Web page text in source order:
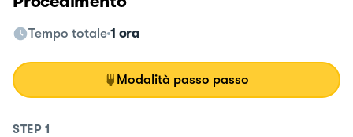
Tempo totale 1 ora
Modalità passo passo
STEP 1